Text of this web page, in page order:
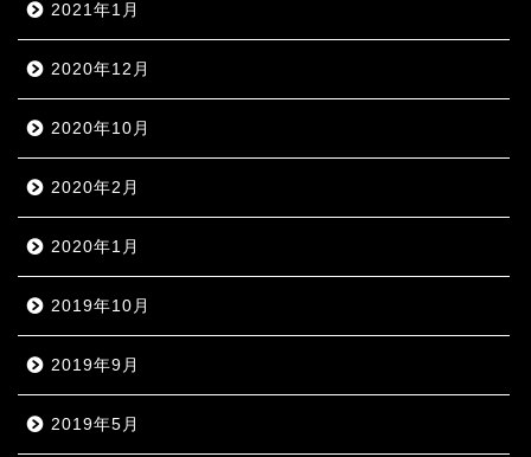
2021年1月
2020年12月
2020年10月
2020年2月
2020年1月
2019年10月
2019年9月
2019年5月